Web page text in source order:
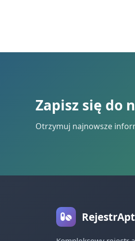
Zapisz się do
Otrzymuj najnowsze